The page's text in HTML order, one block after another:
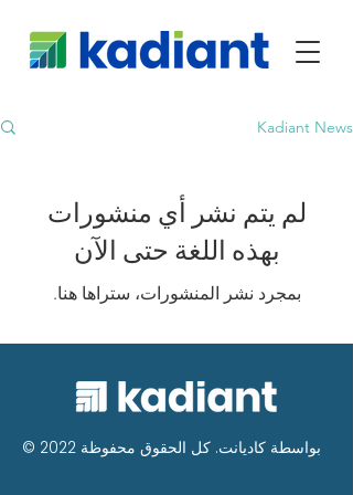
Kadiant News
لم يتم نشر أي منشورات
بهذه اللغة حتى الآن
بمجرد نشر المنشورات، ستراها هنا.
© 2022 بواسطة كاديانت. كل الحقوق محفوظة